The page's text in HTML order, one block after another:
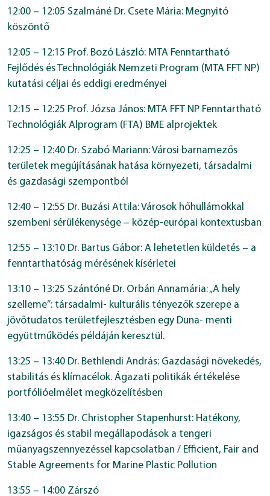
12:00 – 12:05 Szalmáné Dr. Csete Mária: Megnyitó
köszöntő
12:05 – 12:15 Prof. Bozó László: MTA Fenntartható
Fejlődés és Technológiák Nemzeti Program (MTA FFT NP)
kutatási céljai és eddigi eredményei
12:15 – 12:25 Prof. Józsa János: MTA FFT NP Fenntartható
Technológiák Alprogram (FTA) BME alprojektek
12:25 – 12:40 Dr. Szabó Mariann: Városi barnamezős
területek megújításának hatása környezeti, társadalmi
és gazdasági szempontból
12:40 – 12:55 Dr. Buzási Attila: Városok hőhullámokkal
szembeni sérülékenysége – közép-európai kontextusban
12:55 – 13:10 Dr. Bartus Gábor: A lehetetlen küldetés – a
fenntarthatóság mérésének kísérletei
13:10 – 13:25 Szántóné Dr. Orbán Annamária: „A hely
szelleme”: társadalmi- kulturális tényezők szerepe a
jövőtudatos területfejlesztésben egy Duna- menti
együttműködés példáján keresztül.
13:25 – 13:40 Dr. Bethlendi András: Gazdasági növekedés,
stabilitás és klímacélok. Ágazati politikák értékelése
portfólióelmélet megközelítésben
13:40 – 13:55 Dr. Christopher Stapenhurst: Hatékony,
igazságos és stabil megállapodások a tengeri
műanyagszennyezéssel kapcsolatban / Efficient, Fair and
Stable Agreements for Marine Plastic Pollution
13:55 – 14:00 Zárszó